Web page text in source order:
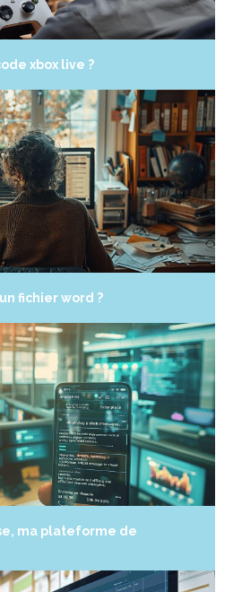
xbox live ?
fichier word ?
ma plateforme de